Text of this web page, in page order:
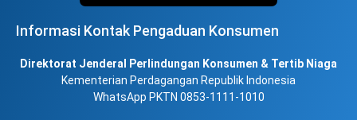
Informasi Kontak Pengaduan Konsumen
Direktorat Jenderal Perlindungan Konsumen & Tertib Niaga
Kementerian Perdagangan Republik Indonesia
WhatsApp PKTN 0853-1111-1010